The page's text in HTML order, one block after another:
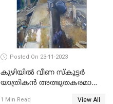
Posted On 23-11-2023
കുഴിയിൽ വീണ സ്കൂട്ടർ
യാത്രികൻ അത്ഭുതകരമായി
1 Min Read View All